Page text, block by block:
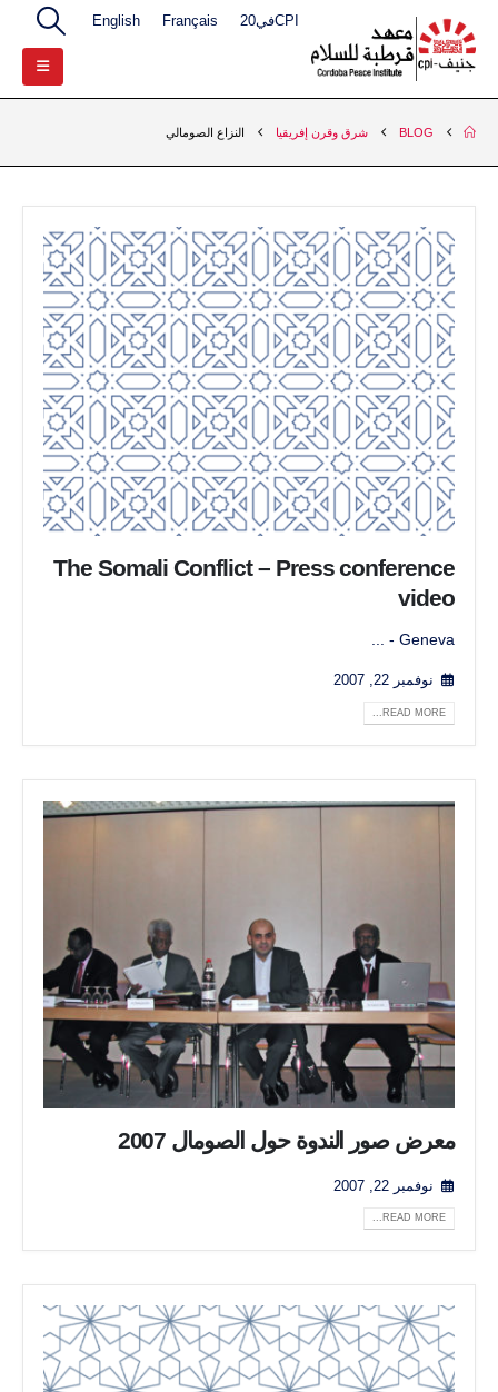
CPIفي20 Français
English
BLOG شرق وقرن إفريقيا النزاع الصومالي
The Somali Conflict – Press conference
video
Geneva - ...
نوفمبر 22, 2007
READ MORE...
معرض صور الندوة حول الصومال 2007
نوفمبر 22, 2007
READ MORE...